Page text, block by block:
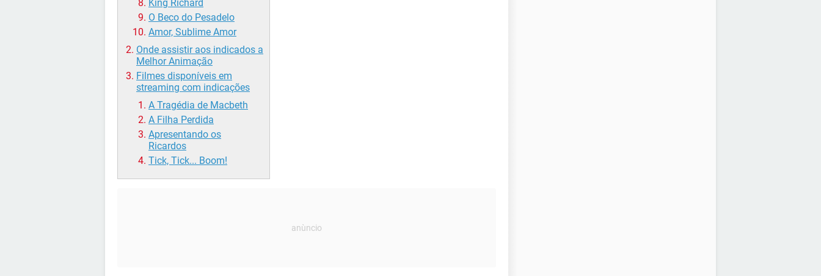
King Richard
O Beco do Pesadelo
Amor, Sublime Amor
Onde assistir aos indicados a
Melhor Animação
Filmes disponíveis em
streaming com indicações
A Tragédia de Macbeth
A Filha Perdida
Apresentando os
Ricardos
Tick, Tick... Boom!